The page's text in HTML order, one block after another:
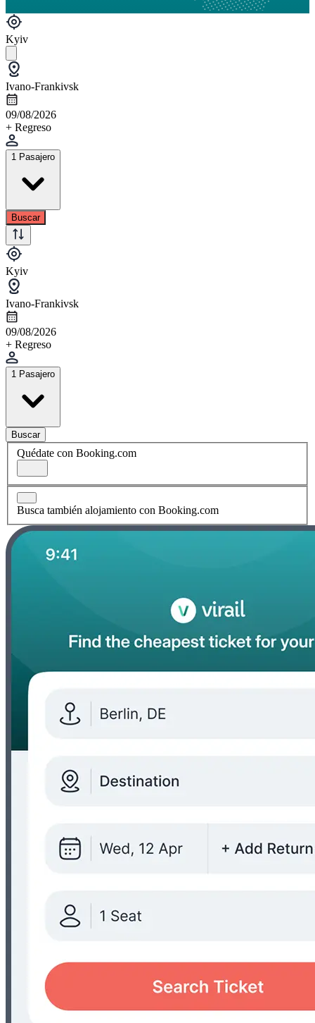
Kyiv
Ivano-Frankivsk
09/08/2026
+ Regreso
1 Pasajero
Buscar
Kyiv
Ivano-Frankivsk
09/08/2026
+ Regreso
1 Pasajero
Buscar
Quédate con Booking.com
Busca también alojamiento con Booking.com